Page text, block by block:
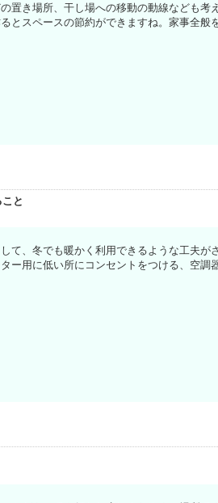
置き場所、干し場への移動の動線なども
とスペースの節約ができますね。家事全般
と
て、冬でも暖かく利用できるような工夫
ー用に低い所にコンセントをつける、空調